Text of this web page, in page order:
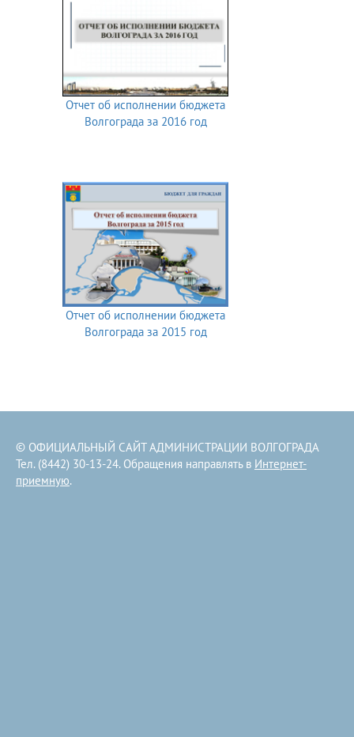
Отчет об исполнении бюджета
Волгограда за 2016 год
Отчет об исполнении бюджета
Волгограда за 2015 год
© ОФИЦИАЛЬНЫЙ САЙТ АДМИНИСТРАЦИИ ВОЛГОГРАДА
Тел. (8442) 30-13-24. Обращения направлять в Интернет-
приемную.